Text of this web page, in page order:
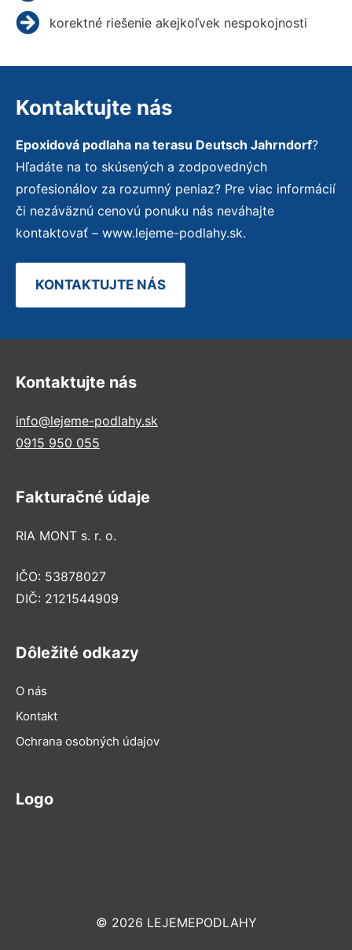
korektné riešenie akejkoľvek nespokojnosti
Kontaktujte nás
Epoxidová podlaha na terasu Deutsch Jahrndorf?
Hľadáte na to skúsených a zodpovedných
profesionálov za rozumný peniaz? Pre viac informácií
či nezáväznú cenovú ponuku nás neváhajte
kontaktovať – www.lejeme-podlahy.sk.
KONTAKTUJTE NÁS
Kontaktujte nás
info@lejeme-podlahy.sk
0915 950 055
Fakturačné údaje
RIA MONT s. r. o.
IČO: 53878027
DIČ: 2121544909
Dôležité odkazy
O nás
Kontakt
Ochrana osobných údajov
Logo
© 2026 LEJEMEPODLAHY